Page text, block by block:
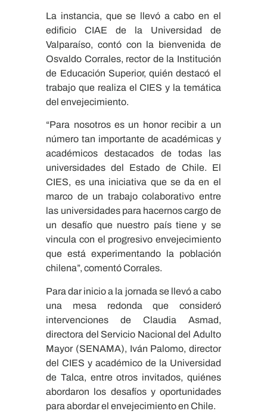
La instancia, que se llevó a cabo en el
edificio CIAE de la Universidad de
Valparaíso, contó con la bienvenida de
Osvaldo Corrales, rector de la Institución
de Educación Superior, quién destacó el
trabajo que realiza el CIES y la temática
del envejecimiento.
“Para nosotros es un honor recibir a un
número tan importante de académicas y
académicos destacados de todas las
universidades del Estado de Chile. El
CIES, es una iniciativa que se da en el
marco de un trabajo colaborativo entre
las universidades para hacernos cargo de
un desafío que nuestro país tiene y se
vincula con el progresivo envejecimiento
que está experimentando la población
chilena”, comentó Corrales.
Para dar inicio a la jornada se llevó a cabo
una mesa redonda que consideró
intervenciones de Claudia Asmad,
directora del Servicio Nacional del Adulto
Mayor (SENAMA), Iván Palomo, director
del CIES y académico de la Universidad
de Talca, entre otros invitados, quiénes
abordaron los desafíos y oportunidades
para abordar el envejecimiento en Chile.